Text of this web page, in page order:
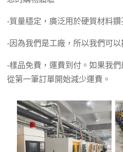
-質量穩定，廣泛用於硬質材料鑽
-因為我們是工廠，所以我們可以
-樣品免費，運費到付。如果我
從第一筆訂單開始減少運費。